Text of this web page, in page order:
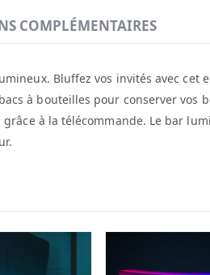
COMPLÉMENTAIRES
Bluffez vos invités avec cet
à bouteilles pour conserver vos
à la télécommande. Le bar